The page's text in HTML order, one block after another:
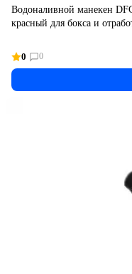
Водоналивной манекен
красный для бокса и
0 0